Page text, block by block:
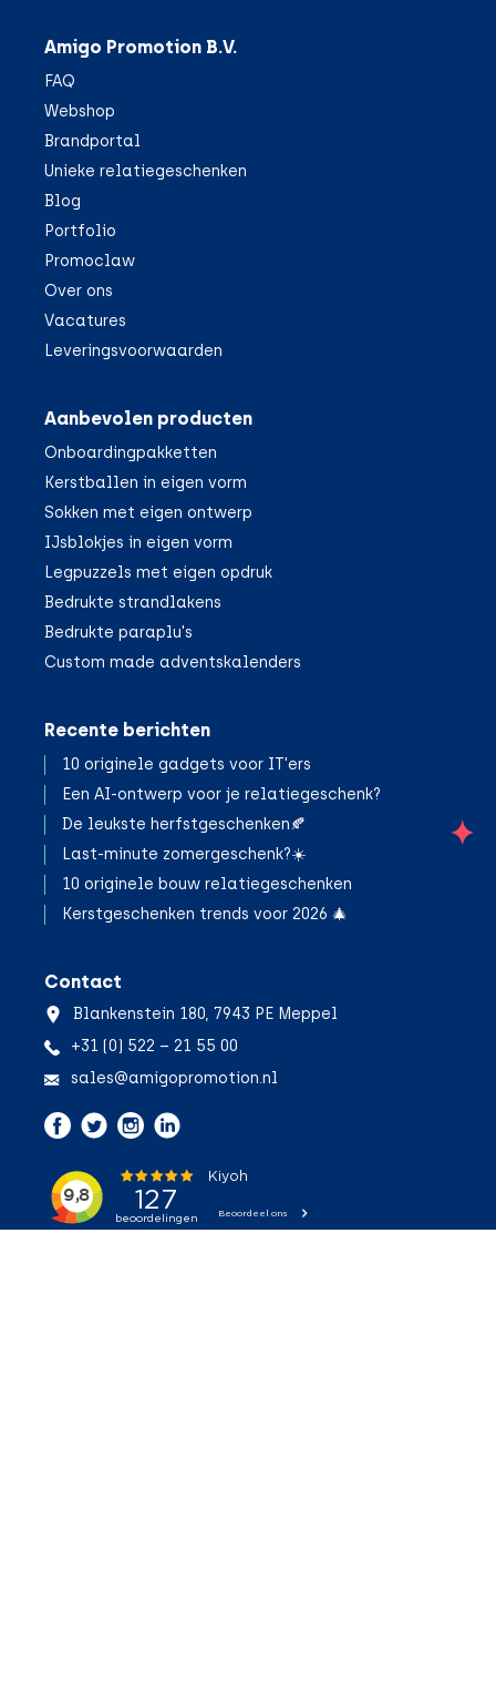
Amigo Promotion B.V.
FAQ
Webshop
Brandportal
Unieke relatiegeschenken
Blog
Portfolio
Promoclaw
Over ons
Vacatures
Leveringsvoorwaarden
Aanbevolen producten
Onboardingpakketten
Kerstballen in eigen vorm
Sokken met eigen ontwerp
IJsblokjes in eigen vorm
Legpuzzels met eigen opdruk
Bedrukte strandlakens
Bedrukte paraplu's
Custom made adventskalenders
Recente berichten
10 originele gadgets voor IT'ers
Een AI-ontwerp voor je relatiegeschenk?
De leukste herfstgeschenken🍂
Last-minute zomergeschenk?☀️
10 originele bouw relatiegeschenken
Kerstgeschenken trends voor 2026 🎄
Contact
Blankenstein 180, 7943 PE Meppel
+31 (0) 522 – 21 55 00
sales@amigopromotion.nl
;